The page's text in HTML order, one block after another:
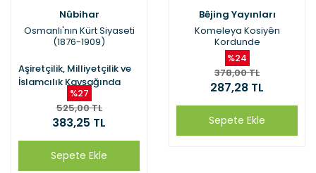
Nûbihar
Osmanlı'nın Kürt Siyaseti
(1876-1909)
Aşiretçilik, Milliyetçilik ve
İslamcılık Kavşağında
%27
525,00 TL
383,25 TL
Sepete Ekle
Bêjing Yayınları
Komeleya Kosiyên
Kordunde
%24
378,00 TL
287,28 TL
Sepete Ekle